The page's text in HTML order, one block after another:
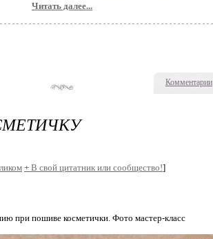
Комментарии
Читать далее...
+ В свой цитатник или сообщество!]
при пошиве косметички. Фото мастер-класс